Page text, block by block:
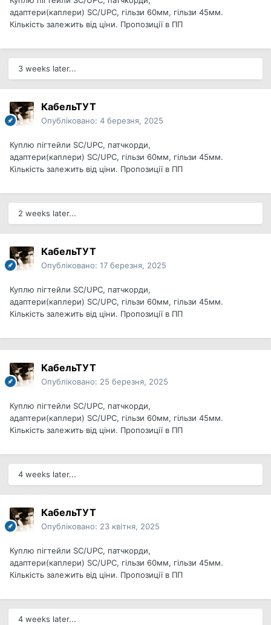
адаптери(каплери) SC/UPC, гільзи 60мм, гільзи 45мм.
Кількість залежить від ціни. Пропозиції в ПП
3 weeks later...
КабельТУТ
Опубліковано: 4 березня, 2025
Куплю пігтейли SC/UPC, патчкорди,
адаптери(каплери) SC/UPC, гільзи 60мм, гільзи 45мм.
Кількість залежить від ціни. Пропозиції в ПП
2 weeks later...
КабельТУТ
Опубліковано: 17 березня, 2025
Куплю пігтейли SC/UPC, патчкорди,
адаптери(каплери) SC/UPC, гільзи 60мм, гільзи 45мм.
Кількість залежить від ціни. Пропозиції в ПП
КабельТУТ
Опубліковано: 25 березня, 2025
Куплю пігтейли SC/UPC, патчкорди,
адаптери(каплери) SC/UPC, гільзи 60мм, гільзи 45мм.
Кількість залежить від ціни. Пропозиції в ПП
4 weeks later...
КабельТУТ
Опубліковано: 23 квітня, 2025
Куплю пігтейли SC/UPC, патчкорди,
адаптери(каплери) SC/UPC, гільзи 60мм, гільзи 45мм.
Кількість залежить від ціни. Пропозиції в ПП
4 weeks later...